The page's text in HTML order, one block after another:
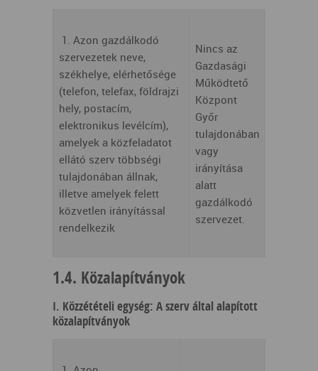
1. Azon gazdálkodó
szervezetek neve,
székhelye, elérhetősége
(telefon, telefax, földrajzi
hely, postacím,
elektronikus levélcím),
amelyek a közfeladatot
ellátó szerv többségi
tulajdonában állnak,
illetve amelyek felett
közvetlen irányítással
rendelkezik
Nincs az
Gazdasági
Működtető
Központ
Győr
tulajdonában
vagy
irányítása
alatt
gazdálkodó
szervezet.
1.4. Közalapítványok
I. Közzétételi egység: A szerv által alapított
közalapítványok